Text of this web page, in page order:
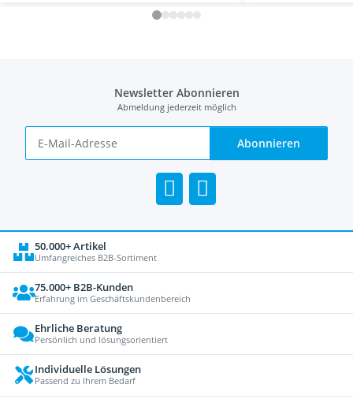
Newsletter Abonnieren
Abmeldung jederzeit möglich
Abonnieren
50.000+ Artikel
Umfangreiches B2B-Sortiment
75.000+ B2B-Kunden
Erfahrung im Geschäftskundenbereich
Ehrliche Beratung
Persönlich und lösungsorientiert
Individuelle Lösungen
Passend zu Ihrem Bedarf